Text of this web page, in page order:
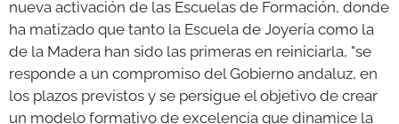
nueva activación de las Escuelas de Formación, donde
ha matizado que tanto la Escuela de Joyería como la
de la Madera han sido las primeras en reiniciarla, "se
responde a un compromiso del Gobierno andaluz, en
los plazos previstos y se persigue el objetivo de crear
un modelo formativo de excelencia que dinamice la